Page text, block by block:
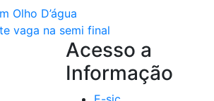
Olho D’água
vaga na semi final
Acesso a
Informação